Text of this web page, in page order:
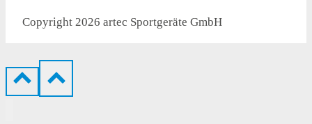
Copyright 2026 artec Sportgeräte GmbH